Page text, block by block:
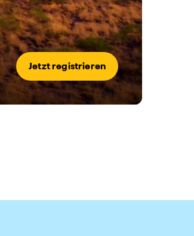
Jetzt registrieren